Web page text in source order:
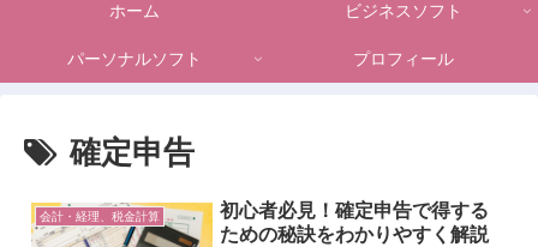
ホーム ビジネスソフト
パーソナルソフト プロフィール
確定申告
会計・経理、税金計算
初心者必見！確定申告で得する
ための秘訣をわかりやすく解説